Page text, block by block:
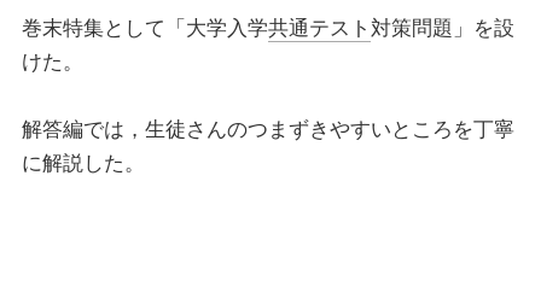
巻末特集として「大学入学共通テスト 対策問題」を設
けた。
解答編では，生徒さんのつまずきやすいところを丁寧
に解説した。